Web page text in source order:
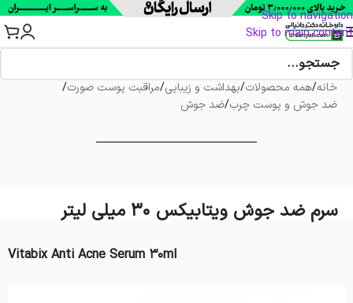
Skip to navigation
Skip to main content
خانه/همه محصولات/بهداشت و زیبایی/مراقبت پوست صورت/
ضد جوش و پوست چرب/ضد جوش
سرم ضد جوش ویتابیکس 30 میلی لیتر
Vitabix Anti Acne Serum 30ml